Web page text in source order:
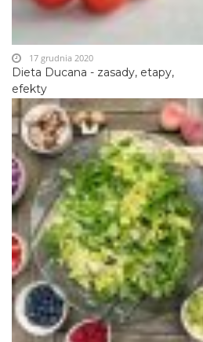
Dieta Ducana - zasady, etapy,
efekty
17 grudnia 2020